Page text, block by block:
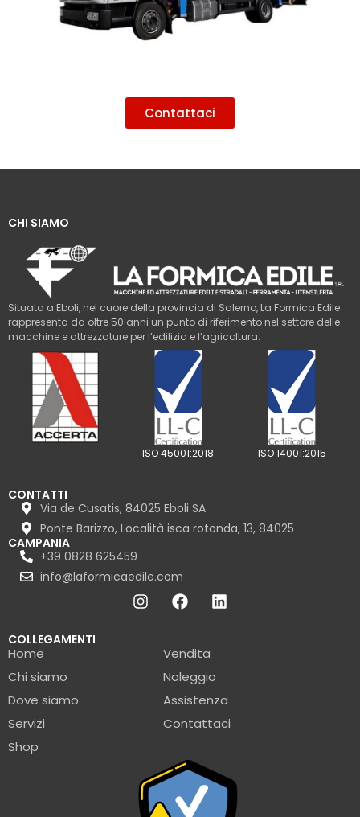
Contattaci
CHI SIAMO
Situata a Eboli, nel cuore della provincia di Salerno, La Formica Edile
rappresenta da oltre 50 anni un punto di riferimento nel settore delle
macchine e attrezzature per l’edilizia e l’agricoltura.
ISO 45001:2018 ISO 14001:2015
CONTATTI
Via de Cusatis, 84025 Eboli SA
Ponte Barizzo, Località isca rotonda, 13, 84025
CAMPANIA
+39 0828 625459
info@laformicaedile.com
COLLEGAMENTI
Home
Chi siamo
Dove siamo
Servizi
Shop
Vendita
Noleggio
Assistenza
Contattaci